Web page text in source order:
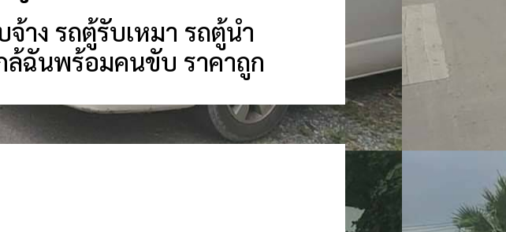
จ้าง รถตู้รับเหมา รถตู้นำ
ล้ฉันพร้อมคนขับ ราคาถูก